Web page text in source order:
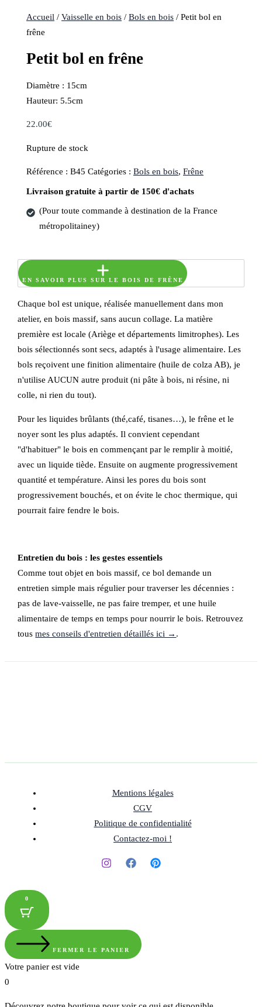
Accueil /Vaisselle en bois /Bols en bois / Petit bol en
frêne
Petit bol en frêne
Diamètre : 15cm
Hauteur: 5.5cm
22.00€
Rupture de stock
Référence :B45 Catégories :Bols en bois,Frêne
Livraison gratuite à partir de 150€ d'achats
(Pour toute commande à destination de la France
métropolitainey)
EN SAVOIR PLUS SUR LE BOIS DE FRÊNE
Chaque bol est unique, réalisée manuellement dans mon
atelier, en bois massif, sans aucun collage. La matière
première est locale (Ariège et départements limitrophes). Les
bois sélectionnés sont secs, adaptés à l'usage alimentaire. Les
bols reçoivent une finition alimentaire (huile de colza AB), je
n'utilise AUCUN autre produit (ni pâte à bois, ni résine, ni
colle, ni rien du tout).
Pour les liquides brûlants (thé,café, tisanes…), le frêne et le
noyer sont les plus adaptés. Il convient cependant
"d'habituer" le bois en commençant par le remplir à moitié,
avec un liquide tiède. Ensuite on augmente progressivement
quantité et température. Ainsi les pores du bois sont
progressivement bouchés, et on évite le choc thermique, qui
pourrait faire fendre le bois.
Entretien du bois : les gestes essentiels
Comme tout objet en bois massif, ce bol demande un
entretien simple mais régulier pour traverser les décennies :
pas de lave-vaisselle, ne pas faire tremper, et une huile
alimentaire de temps en temps pour nourrir le bois. Retrouvez
tousmes conseils d'entretien détaillés ici → .
Mentions légales
CGV
Politique de confidentialité
Contactez-moi !
0
FERMER LE PANIER
Votre panier est vide
0